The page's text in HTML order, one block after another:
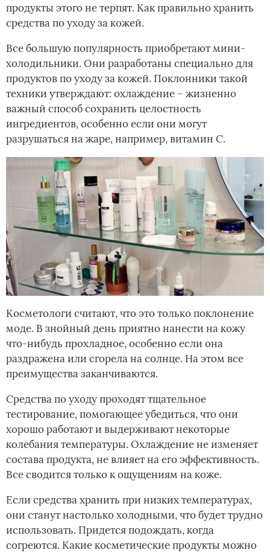
продукты этого не терпят. Как правильно хранить
средства по уходу за кожей.
Все большую популярность приобретают мини-
холодильники. Они разработаны специально для
продуктов по уходу за кожей. Поклонники такой
техники утверждают: охлаждение – жизненно
важный способ сохранить целостность
ингредиентов, особенно если они могут
разрушаться на жаре, например, витамин С.
Косметологи считают, что это только поклонение
моде. В знойный день приятно нанести на кожу
что-нибудь прохладное, особенно если она
раздражена или сгорела на солнце. На этом все
преимущества заканчиваются.
Средства по уходу проходят тщательное
тестирование, помогающее убедиться, что они
хорошо работают и выдерживают некоторые
колебания температуры. Охлаждение не изменяет
состава продукта, не влияет на его эффективность.
Все сводится только к ощущениям на коже.
Если средства хранить при низких температурах,
они станут настолько холодными, что будет трудно
использовать. Придется подождать, когда
согреются. Какие косметические продукты можно